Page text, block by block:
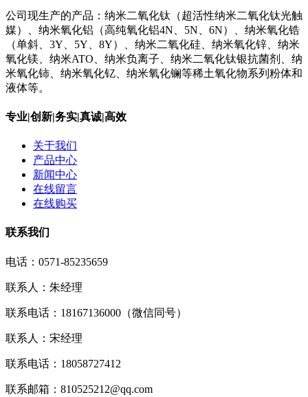
公司现生产的产品：纳米二氧化钛（超活性纳米二氧化钛光触
媒）、纳米氧化铝（高纯氧化铝4N、5N、6N）、纳米氧化锆
（单斜、3Y、5Y、8Y）、纳米二氧化硅、纳米氧化锌、纳米
氧化镁、纳米ATO、纳米负离子、纳米二氧化钛银抗菌剂、纳
米氧化铈、纳米氧化钇、纳米氧化镧等稀土氧化物系列粉体和
液体等。
专业|创新|务实|真诚|高效
关于我们
产品中心
新闻中心
在线留言
在线购买
联系我们
电话：0571-85235659
联系人：朱经理
联系电话：18167136000（微信同号）
联系人：宋经理
联系电话：18058727412
联系邮箱：810525212@qq.com